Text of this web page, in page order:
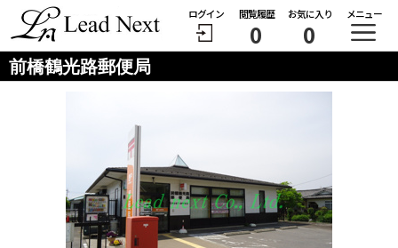
ログイン 閲覧履歴
0
お気に入り
0
メニュー
前橋鶴光路郵便局